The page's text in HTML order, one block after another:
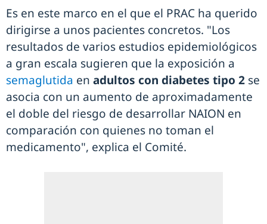
Es en este marco en el que el PRAC ha querido
dirigirse a unos pacientes concretos. "Los
resultados de varios estudios epidemiológicos
a gran escala sugieren que la exposición a
semaglutida en adultos con diabetes tipo 2 se
asocia con un aumento de aproximadamente
el doble del riesgo de desarrollar NAION en
comparación con quienes no toman el
medicamento", explica el Comité.